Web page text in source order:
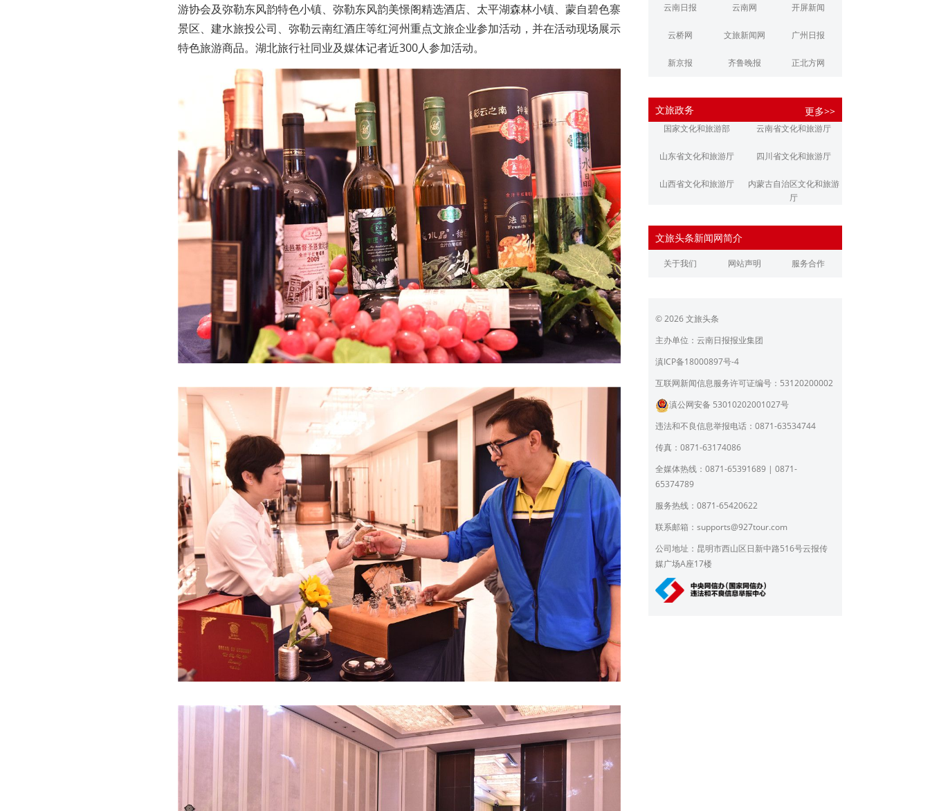
游协会及弥勒东风韵特色小镇、弥勒东风韵美憬阁精选酒店、太平湖森林小镇、蒙自碧色寨
景区、建水旅投公司、弥勒云南红酒庄等红河州重点文旅企业参加活动，并在活动现场展示
特色旅游商品。湖北旅行社同业及媒体记者近300人参加活动。
云南日报 云南网 开屏新闻
云桥网 文旅新闻网 广州日报
新京报 齐鲁晚报 正北方网
江南都市报 潇湘晨报
文旅政务 更多>>
国家文化和旅游部 云南省文化和旅游厅
山东省文化和旅游厅 四川省文化和旅游厅
山西省文化和旅游厅
内蒙古自治区文化和旅游
厅
浙江省文化和旅游厅
江西省文化和旅游厅 河南省文化和旅游厅
广东省文化和旅游厅
育厅
陕西省文化和旅游厅 甘肃省文化和旅游厅
青海省文化和旅游厅
宁夏回族自治区文化和旅
北京市文旅局
上海市文化和旅游局
员会
文旅头条新闻网简介
关于我们 网站声明 服务合作
© 2026 文旅头条
主办单位：云南日报报业集团
滇ICP备18000897号-4
互联网新闻信息服务许可证编号：53120200002
滇公网安备 53010202001027号
违法和不良信息举报电话：0871-63534744
传真：0871-63174086
全媒体热线：0871-65391689 | 0871-
65374789
服务热线：0871-65420622
联系邮箱： supports@927tour.com
公司地址：昆明市西山区日新中路516号云报传
媒广场A座17楼